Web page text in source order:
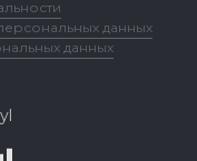
данных
данных